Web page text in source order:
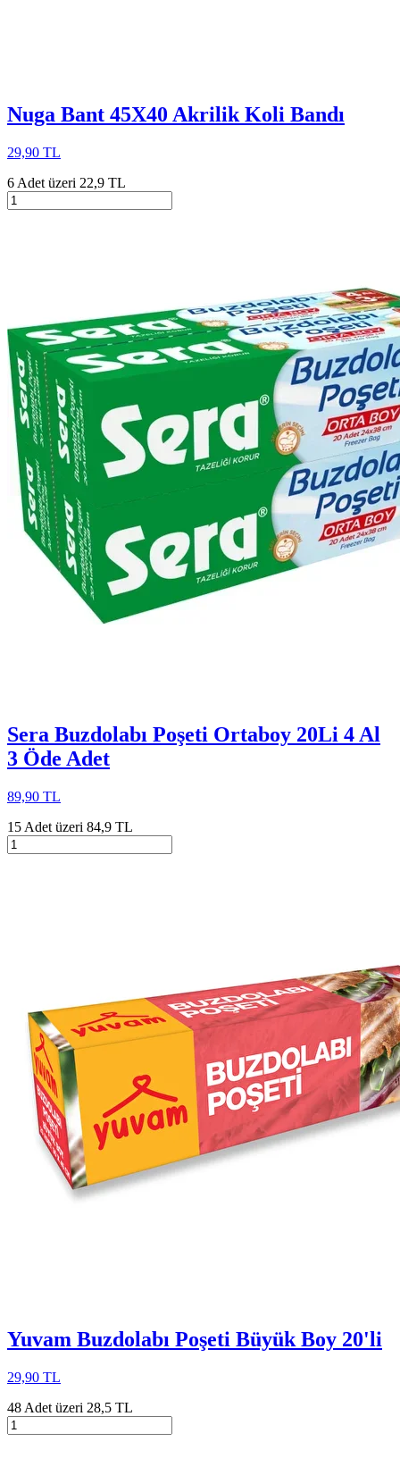
Nuga Bant 45X40 Akrilik Koli Bandı
29,90 TL
6 Adet üzeri 22,9 TL
Sera Buzdolabı Poşeti Ortaboy 20Li 4 Al
3 Öde Adet
89,90 TL
15 Adet üzeri 84,9 TL
Yuvam Buzdolabı Poşeti Büyük Boy 20'li
29,90 TL
48 Adet üzeri 28,5 TL